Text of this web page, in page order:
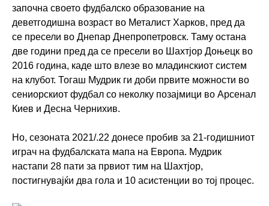
започна своето фудбалско образование на
деветгодишна возраст во Металист Харков, пред да
се пресели во Днепар Днепропетровск. Таму остана
две години пред да се пресели во Шахтјор Доњецк во
2016 година, каде што влезе во младинскиот систем
на клубот. Тогаш Мудрик ги доби првите можности во
сениорскиот фудбал со неколку позајмици во Арсенал
Киев и Десна Чернихив.
Но, сезоната 2021/.22 донесе пробив за 21-годишниот
играч на фудбалската мапа на Европа. Мудрик
настапи 28 пати за првиот тим на Шахтјор,
постигнувајќи два гола и 10 асистенции во тој процес.